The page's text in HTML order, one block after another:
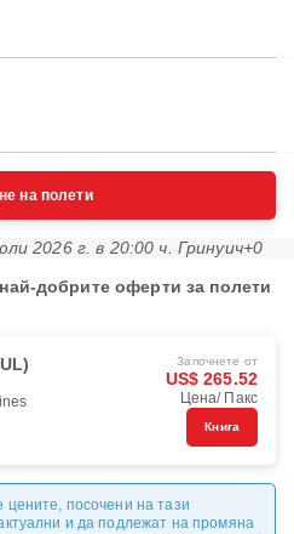
на полети
2026 г. в 20:00 ч. Гринуич+0
добрите оферти за полети
Започнете от
US$ 265.52
Цена/ Пакс
Книга
посочени на тази
и да подлежат на промяна